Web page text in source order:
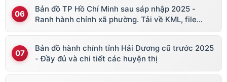
Bản đồ TP Hồ Chí Minh sau sáp nhập 2025 -
Ranh hành chính xã phường. Tải về KML, file
Bản đồ hành chính tỉnh Hải Dương cũ trước 2025
- Đầy đủ và chi tiết các huyện thị